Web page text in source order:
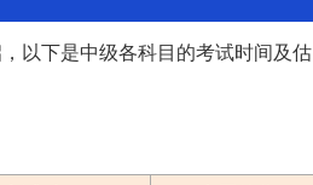
以下是中级各科目的考试时间及估